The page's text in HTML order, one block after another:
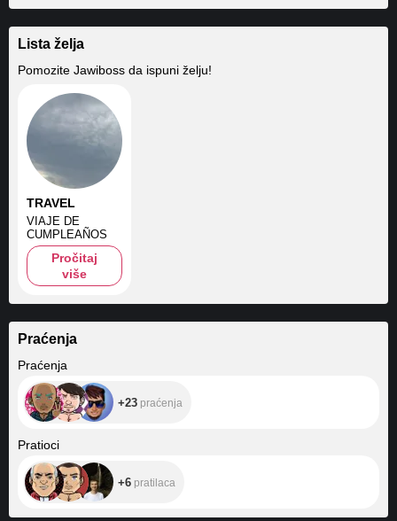
Lista želja
Pomozite Jawiboss da ispuni želju!
TRAVEL
VIAJE DE
CUMPLEAÑOS
Pročitaj
više
Praćenja
Praćenja
+23 praćenja
Pratioci
+6 pratilaca